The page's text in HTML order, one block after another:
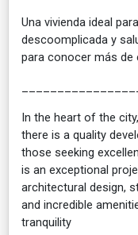
Una vivienda ideal
descoomplicada y
para conocer más
In the heart of the
there is a quality
those seeking
is an exceptional
architectural design,
and incredible
tranquility